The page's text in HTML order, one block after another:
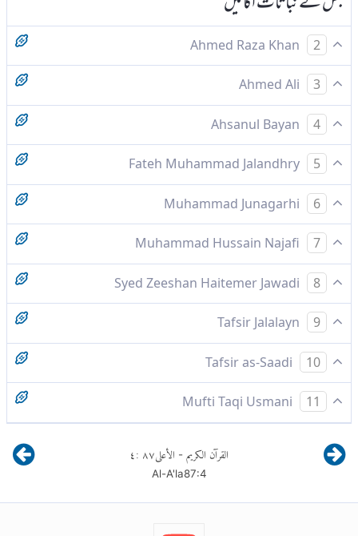
2
اور جس نے چارہ نکالا،
3
اور وہ جس نے چارہ نکالا
4
اور جس نے تازہ گھاس پیدا کیا۔ (۱)
٤۔۱جسے جانور چرتے ہیں۔
5
اور جس نے چارہ اگایا
6
اور جس نے تازه گھاس پیدا کی
7
اس نے (جانوروں کیلئے) زمین سے چارہ نکالا۔
8
جس نے چارہ بنایا ہے
9
اور جس نے چارہ اگایا
10
...
11
القرآن الكريم - الأعلى٨٧:٤
Al-A'la87:4